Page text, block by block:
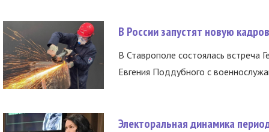
В России запустят новую
В Ставрополе состоялась встреча
Евгения Поддубного с
Электоральная динамика